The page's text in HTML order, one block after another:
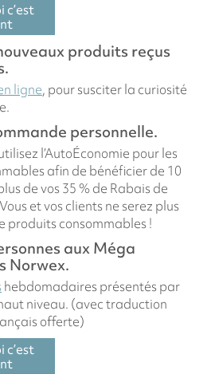
c’est
produits reçus
ligne, pour susciter la curiosité
personnelle.
l’AutoÉconomie pour les
afin de bénéficier de 10
de vos 35 % de Rabais de
et vos clients ne serez plus
produits consommables !
aux Méga
Norwex.
hebdomadaires présentés par
niveau. (avec traduction
offerte)
c’est